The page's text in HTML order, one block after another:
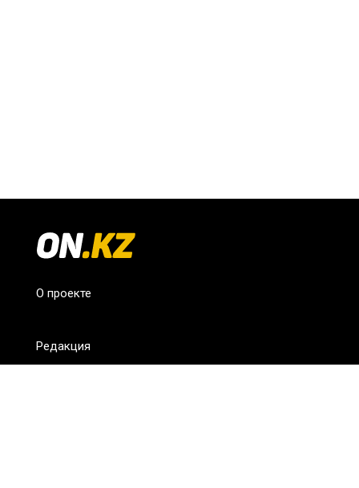
О проекте
Редакция